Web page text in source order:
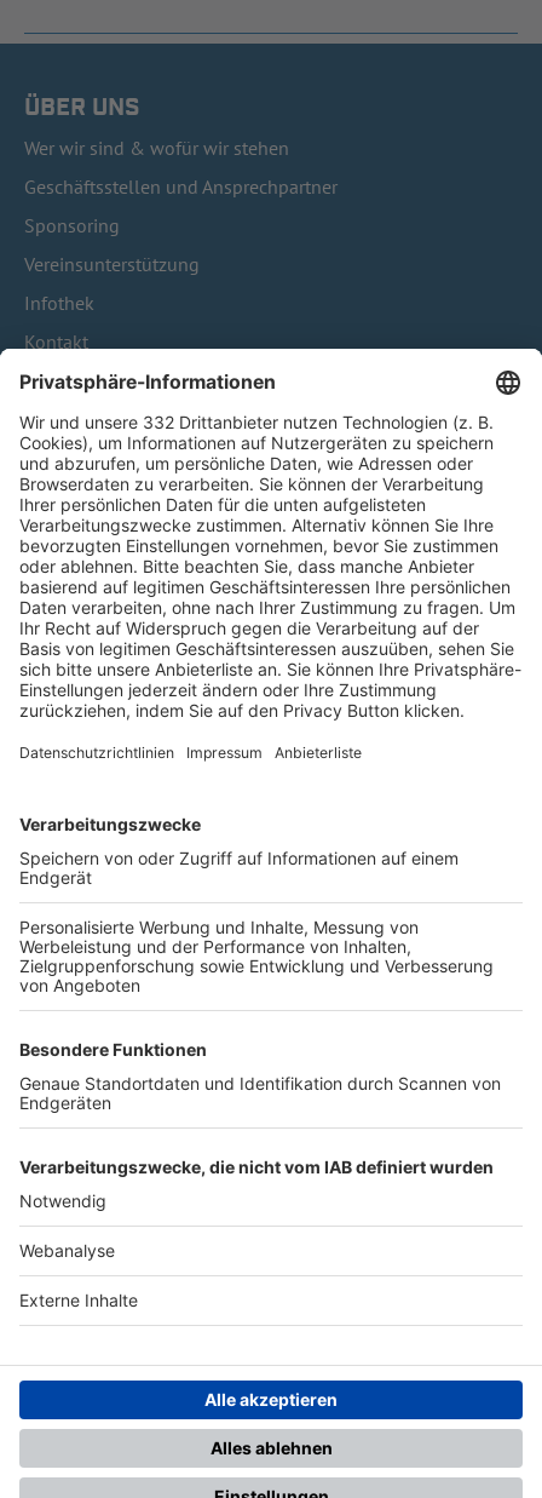
ÜBER UNS
Wer wir sind & wofür wir stehen
Geschäftsstellen und Ansprechpartner
Sponsoring
Vereinsunterstützung
Infothek
Kontakt
HÄUFIG BESUCHTE SEITEN
Pässe und Vereinswechsel
Trainerausbildung
Schulungsangebot Vereinsmitarbeiter
BFV-Geschäftsstellen
Trainerbörse
Login SpielPlus
FOLGE DEM BFV
TOP-VEREINE
TOP-PARTNER
Nutzungsbedingungen Datenschutz Impressum